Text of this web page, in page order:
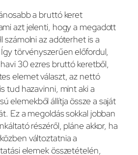
a bruttó keret
azt jelenti, hogy a megadott
számolni az adóterhet is a
törvényszerűen előfordul,
30 ezres bruttó keretből,
elemet választ, az nettó
tud hazavinni, mint aki a
elemekből állítja össze a saját
Ez a megoldás sokkal jobban
részéről, pláne akkor, ha
változtatnia a
elemek összetételén,